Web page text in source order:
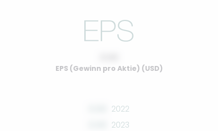
EPS (Gewinn pro Aktie) (USD)
2022
2023